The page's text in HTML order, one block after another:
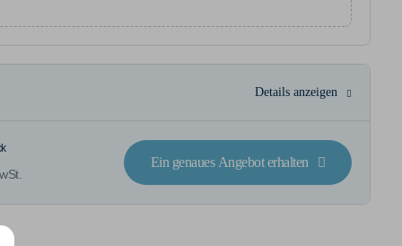
Details anzeigen
Ein genaues Angebot erhalten